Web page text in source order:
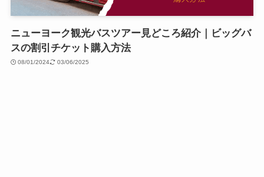
ニューヨーク観光バスツアー見どころ紹介｜ビッグバ
スの割引チケット購入方法
08/01/2024 03/06/2025